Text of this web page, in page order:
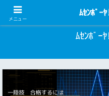
一陸技・一
ﾑｾﾝﾎﾞｰ
メニュー
ﾑｾﾝﾎﾞｰ